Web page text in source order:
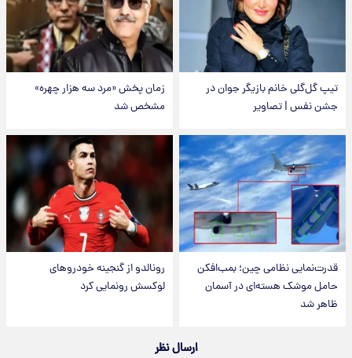
تیپ گل‌گلی خانم بازیگر جوان در
جشن نفس | تصاویر
زمان پخش «مرد سه هزار چهره»
مشخص شد
قدرت‌نمایی نظامی چین؛ بمب‌افکن
حامل موشک هسته‌ای در آسمان
ظاهر شد
رونالدو از گنجینه خودروهای
لوکسش رونمایی کرد
ارسال نظر